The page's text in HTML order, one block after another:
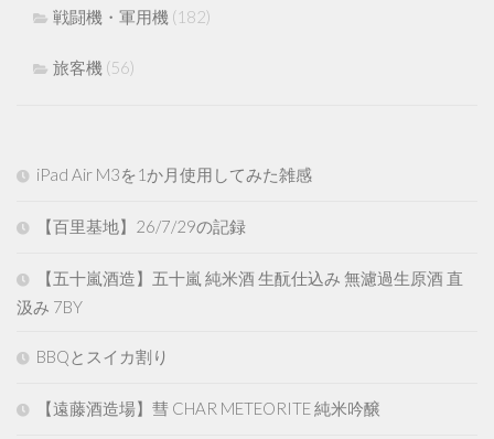
戦闘機・軍用機 (182)
旅客機 (56)
iPad Air M3を1か月使用してみた雑感
【百里基地】26/7/29の記録
【五十嵐酒造】五十嵐 純米酒 生酛仕込み 無濾過生原酒 直
汲み 7BY
BBQとスイカ割り
【遠藤酒造場】彗 CHAR METEORITE 純米吟醸